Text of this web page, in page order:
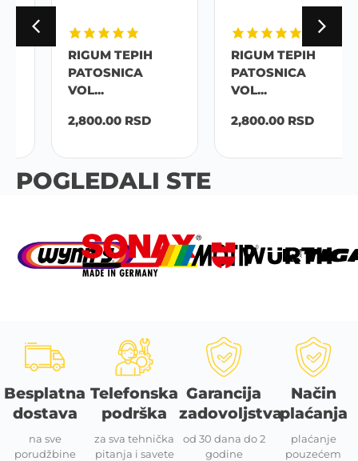
RIGUM TEPIH
PATOSNICA
VOL...
2,800.00RSD
RIGUM TEPIH
PATOSNICA
VOL...
2,800.00RSD
POGLEDALI STE
Besplatna
dostava
na sve
porudžbine
Telefonska
podrška
za sva tehnička
pitanja i savete
Garancija
zadovoljstva
od 30 dana do 2
godine
Način
plaćanja
plaćanje
pouzećem